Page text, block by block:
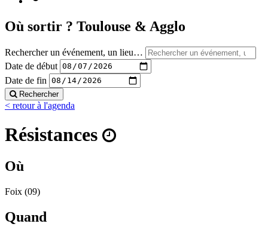
Où sortir ? Toulouse & Agglo
Rechercher un événement, un lieu…
Date de début
Date de fin
Rechercher
< retour à l'agenda
Résistances
Où
Foix (09)
Quand